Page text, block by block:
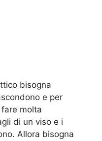
bisogna
e per
molta
di un viso e i
Allora bisogna